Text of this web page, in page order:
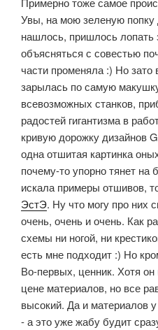
Увы, на мою зеленую попку
нашлось, пришлось лопать
объясняться с совестью
части променяла :) Но зато
зарылась по самую
всевозможных станков,
радостей гигантизма в
кривую дорожку дизайнов
одна отшитая картинка
почему-то упорно тянет
искала примеры отшивов,
ЭстЭ. Ну что могу про них
очень, очень и очень. Как
схемы ни ногой, ни
есть мне подходит :) Но
Во-первых, ценник. Хотя он
цене материалов, но все
высокий. Да и материалов
- а это уже жабу будит